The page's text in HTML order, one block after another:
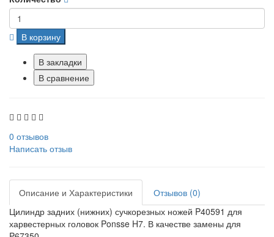
В корзину
В закладки
В сравнение
0 отзывов
Написать отзыв
Описание и Характеристики
Отзывов (0)
Цилиндр задних (нижних) сучкорезных ножей P40591 для
харвестерных головок Ponsse H7. В качестве замены для